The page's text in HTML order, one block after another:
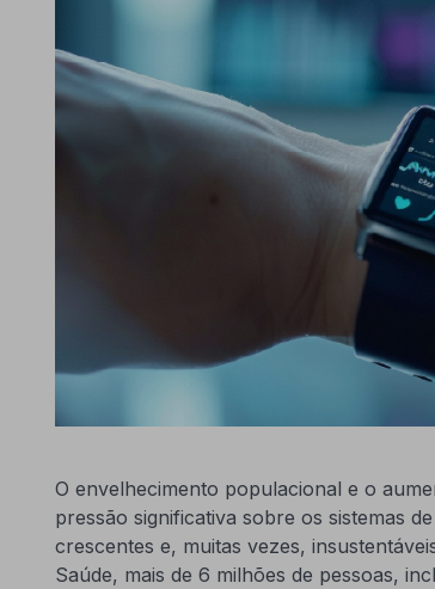
O envelhecimento populacional e o
pressão significativa sobre os sistemas
crescentes e, muitas vezes,
Saúde, mais de 6 milhões de pessoas,